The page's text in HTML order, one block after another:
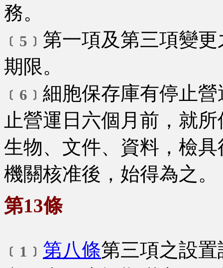
務。
﹝5﹞ 第一項及第三項變
期限。
﹝6﹞ 細胞保存庫有停止
止營運日六個月前，就
生物、文件、資料，檢
機關核准後，始得為之。
第13條
﹝1﹞ 第八條第三項之設